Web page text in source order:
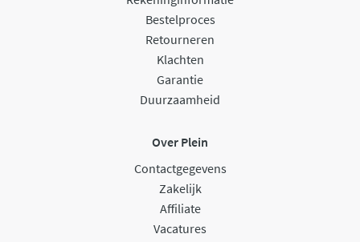
Bestelproces
Retourneren
Klachten
Garantie
Duurzaamheid
Over Plein
Contactgegevens
Zakelijk
Affiliate
Vacatures